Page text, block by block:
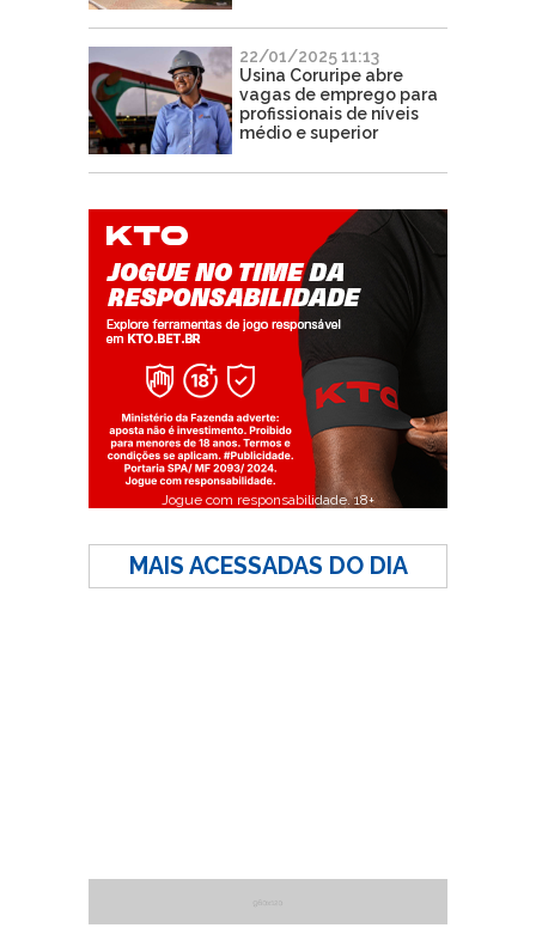
22/01/2025 11:13
Usina Coruripe abre
vagas de emprego para
profissionais de níveis
médio e superior
Jogue com responsabilidade. 18+
MAIS ACESSADAS DO DIA